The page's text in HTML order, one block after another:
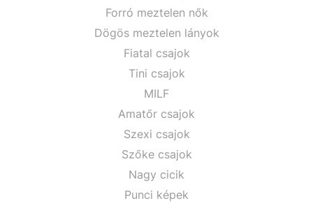
Forró meztelen nők
Dögös meztelen lányok
Fiatal csajok
Tini csajok
MILF
Amatőr csajok
Szexi csajok
Szőke csajok
Nagy cicik
Punci képek